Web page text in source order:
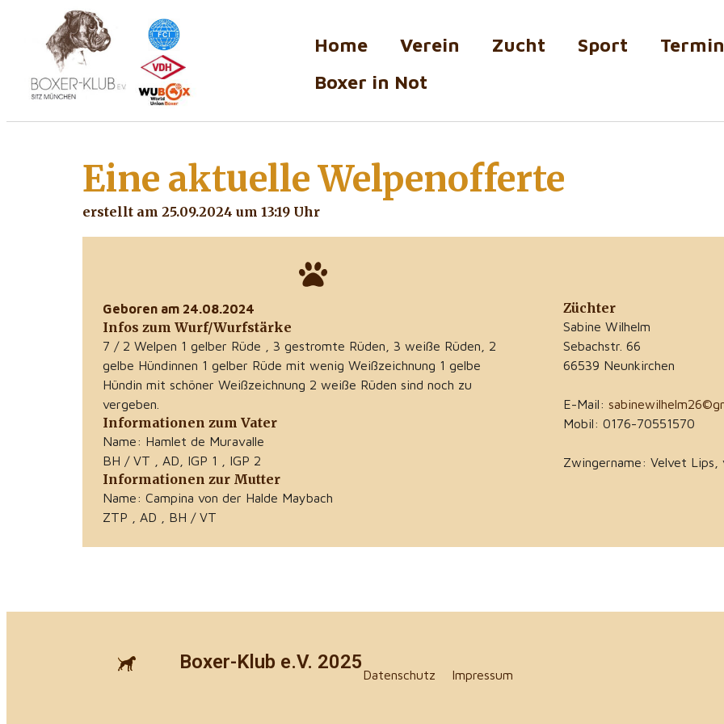
Home Verein Zucht Sport
Boxer in Not
Eine aktuelle Welpenofferte
erstellt am 25.09.2024 um 13:19 Uhr
Geboren am 24.08.2024
Infos zum Wurf/Wurfstärke
7 / 2 Welpen 1 gelber Rüde , 3 gestromte Rüden, 3 weiße Rüden, 2
gelbe Hündinnen 1 gelber Rüde mit wenig Weißzeichnung 1 gelbe
Hündin mit schöner Weißzeichnung 2 weiße Rüden sind noch zu
vergeben.
Informationen zum Vater
Name: Hamlet de Muravalle
BH / VT , AD, IGP 1 , IGP 2
Informationen zur Mutter
Name: Campina von der Halde Maybach
ZTP , AD , BH / VT
Züchter
Sabine Wilhelm
Sebachstr. 66
66539 Neunkirchen
E-Mail:
Mobil: 0176-70551570
Zwingername: Velvet Lips,
Boxer-Klub e.V. 2025
Datenschutz Impressum